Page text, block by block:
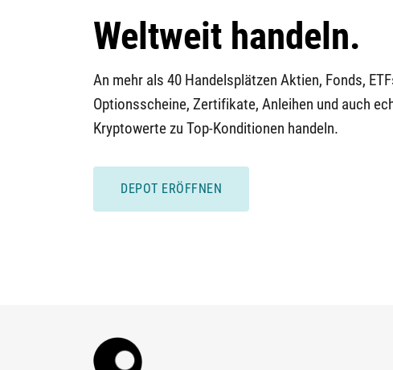
Weltweit handeln.
An mehr als 40 Handelsplätzen Aktien, Fonds,
Optionsscheine, Zertifikate, Anleihen und auch
Kryptowerte zu Top-Konditionen handeln.
DEPOT ERÖFFNEN